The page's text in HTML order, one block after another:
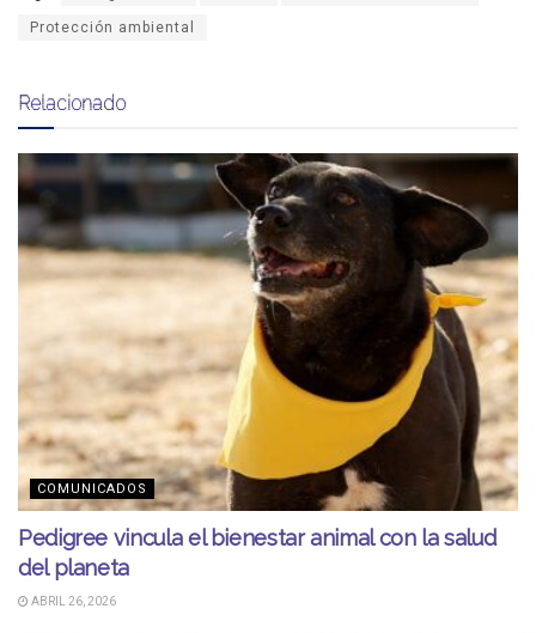
Protección ambiental
Relacionado
COMUNICADOS
Pedigree vincula el bienestar animal con la salud
del planeta
ABRIL 26, 2026